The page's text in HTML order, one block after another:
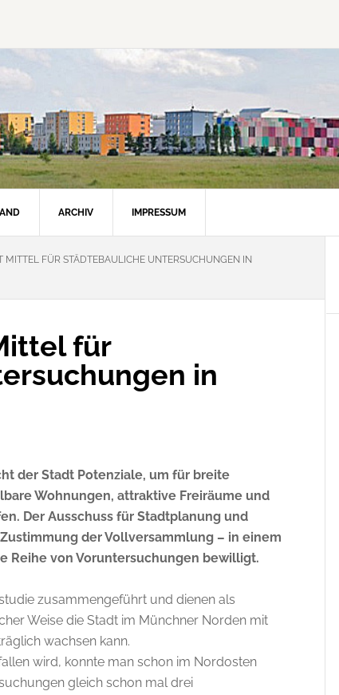
ARCHIV IMPRESSUM
MITTEL FÜR STÄDTEBAULICHE UNTERSUCHUNGEN IN
für
in
der Stadt Potenziale, um für breite
Wohnungen, attraktive Freiräume und
Der Ausschuss für Stadtplanung und
der Vollversammlung – in einem
Reihe von Voruntersuchungen bewilligt.
zusammengeführt und dienen als
Weise die Stadt im Münchner Norden mit
wachsen kann.
wird, konnte man schon im Nordosten
gleich schon mal drei